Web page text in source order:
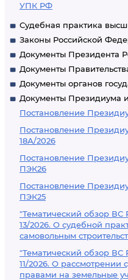
УПК РФ
Судебная практика
Законы Российской
Документы Президента
Документы
Документы органов
Документы Президиума
Постановление
Постановление
18А/2026
Постановление
ПЭК26
Постановление
ПЭК25
"Тематический обзор
13/2026. О судебной
самовольным
"Тематический обзор
11/2026. О рассмотрении
правами на земельные